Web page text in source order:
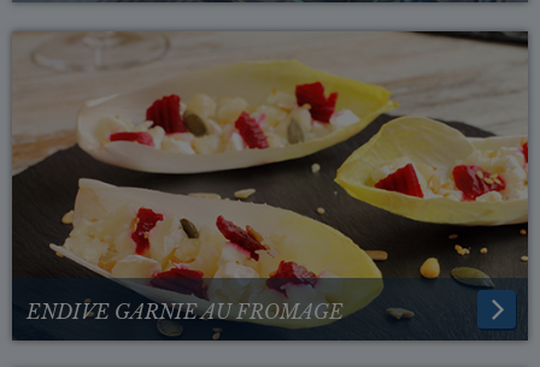
ENDIVE GARNIE AU FROMAGE